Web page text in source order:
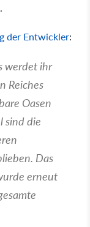
der Entwickler:
werdet ihr
Reiches
Oasen
sind die
Das
erneut